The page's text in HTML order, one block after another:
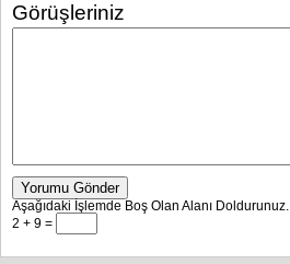
Görüşleriniz
Yorumu Gönder
Aşağıdaki İşlemde Boş Olan Alanı Doldurunuz.
2 + 9 =